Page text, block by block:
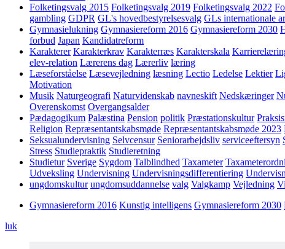
Folketingsvalg 2015 Folketingsvalg 2019 Folketingsvalg 2022
gambling GDPR GL's hovedbestyrelsesvalg GLs internationale
Gymnasielukning Gymnasiereform 2016 Gymnasiereform 2030
forbud Japan Kandidatreform
Karakterer Karakterkrav Karakterræs Karakterskala
elev-relation Lærerens dag Lærerliv læring
Læseforståelse Læsevejledning læsning Lectio Ledelse Lektier
Motivation
Musik Naturgeografi Naturvidenskab navneskift Nedskæringer
Overenskomst Overgangsalder
Pædagogikum Palæstina Pension politik Præstationskultur
Religion Repræsentantskabsmøde Repræsentantskabsmøde 2023
Seksualundervisning Selvcensur Seniorarbejdsliv serviceeftersyn
Stress Studiepraktik Studieretning
Studietur Sverige Sygdom Talblindhed Taxameter
Udveksling Undervisning Undervisningsdifferentiering
ungdomskultur ungdomsuddannelse valg Valgkamp Vejledning
Gymnasiereform 2016 Kunstig intelligens Gymnasiereform 2030
luk